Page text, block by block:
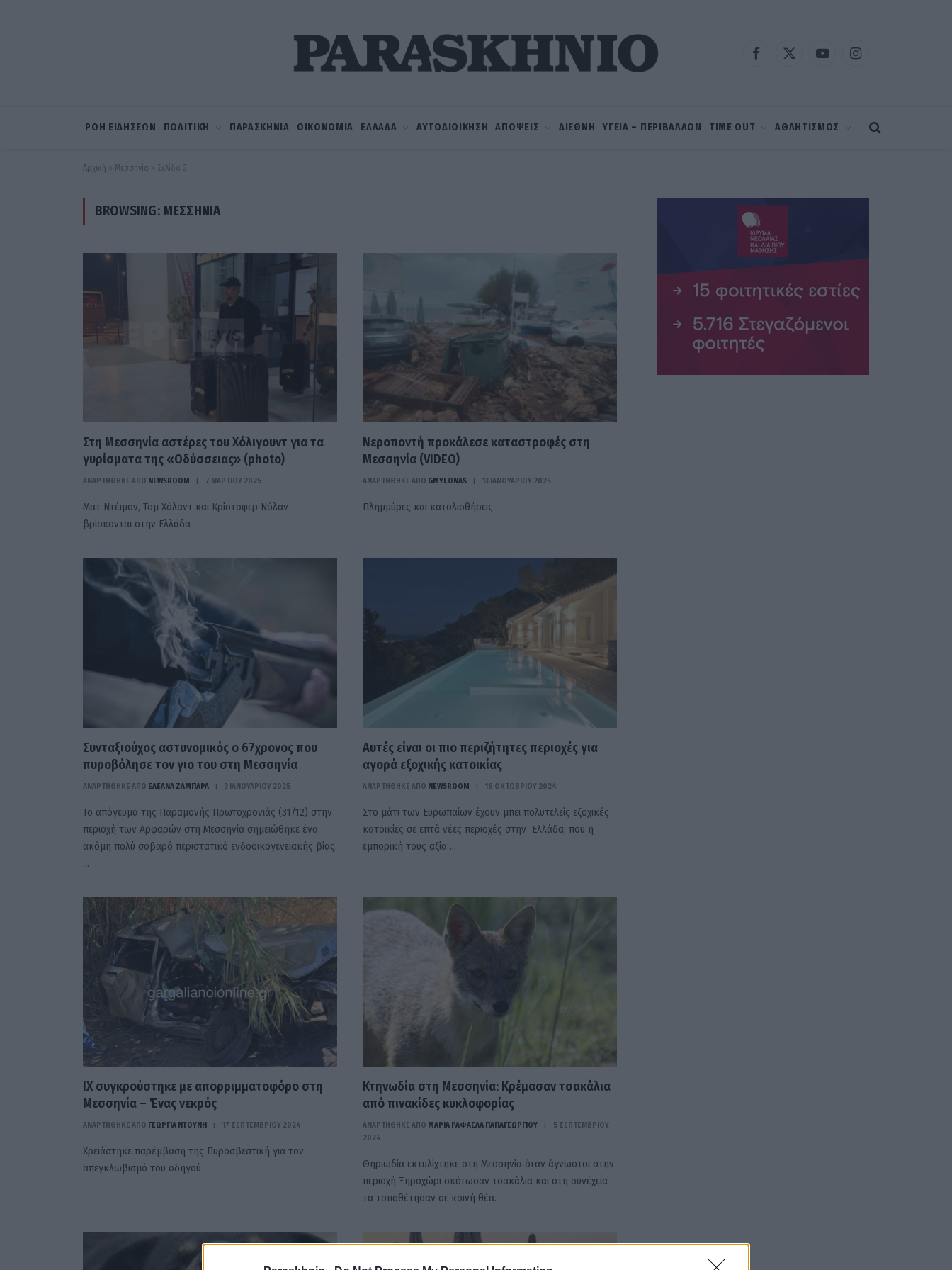
Facebook
X
YouTubeInstagram
ΡΟΗ ΕΙΔΗΣΕΩΝ ΠΟΛΙΤΙΚΗ ΠΑΡΑΣΚΗΝΙΑ ΟΙΚΟΝΟΜΙΑ ΕΛΛΑΔΑ ΑΥΤΟΔΙΟΙΚΗΣΗ ΑΠΟΨΕΙΣ ΔΙΕΘΝΗ ΥΓΕΙΑ – ΠΕΡΙΒΑΛΛΟΝ TIME OUT ΑΘΛΗΤΙΣΜΟΣ
Αρχική » Μεσσηνία » Σελίδα 2
BROWSING: ΜΕΣΣΗΝΊΑ
Στη Μεσσηνία αστέρες του Χόλιγουντ για τα
γυρίσματα της «Οδύσσειας» (photo)
ΑΝΑΡΤΗΘΗΚΕ ΑΠΟ NEWSROOM 7 ΜΑΡΤΊΟΥ 2025
Ματ Ντέιμον, Τομ Χόλαντ και Κρίστοφερ Νόλαν
βρίσκονται στην Ελλάδα
Νεροποντή προκάλεσε καταστροφές στη
Μεσσηνία (VIDEO)
ΑΝΑΡΤΗΘΗΚΕ ΑΠΟ GMYLONAS 13 ΙΑΝΟΥΑΡΊΟΥ 2025
Πλημμύρες και κατολισθήσεις
Συνταξιούχος αστυνομικός ο 67χρονος που
πυροβόλησε τον γιο του στη Μεσσηνία
ΑΝΑΡΤΗΘΗΚΕ ΑΠΟ ΕΛΕΑΝΑ ΖΑΜΠΑΡΑ 3 ΙΑΝΟΥΑΡΊΟΥ 2025
Το απόγευμα της Παραμονής Πρωτοχρονιάς (31/12) στην
περιοχή των Αρφαρών στη Μεσσηνία σημειώθηκε ένα
ακόμη πολύ σοβαρό περιστατικό ενδοοικογενειακής βίας.
…
Αυτές είναι οι πιο περιζήτητες περιοχές για
αγορά εξοχικής κατοικίας
ΑΝΑΡΤΗΘΗΚΕ ΑΠΟ NEWSROOM 16 ΟΚΤΩΒΡΊΟΥ 2024
Στο μάτι των Ευρωπαίων έχουν μπει πολυτελείς εξοχικές
κατοικίες σε επτά νέες περιοχές στην Ελλάδα, που η
εμπορική τους αξία …
ΙΧ συγκρούστηκε με απορριμματοφόρο στη
Μεσσηνία – Ένας νεκρός
ΑΝΑΡΤΗΘΗΚΕ ΑΠΟ ΓΕΩΡΓΊΑ ΝΤΟΎΝΗ 17 ΣΕΠΤΕΜΒΡΊΟΥ 2024
Χρειάστηκε παρέμβαση της Πυροσβεστική για τον
απεγκλωβισμό του οδηγού
Κτηνωδία στη Μεσσηνία: Κρέμασαν τσακάλια
από πινακίδες κυκλοφορίας
ΑΝΑΡΤΗΘΗΚΕ ΑΠΟ ΜΑΡΊΑ ΡΑΦΑΈΛΑ ΠΑΠΑΓΕΩΡΓΊΟΥ
5 ΣΕΠΤΕΜΒΡΊΟΥ
2024
Θηριωδία εκτυλίχτηκε στη Μεσσηνία όταν άγνωστοι στην
περιοχή Ξηροχώρι σκότωσαν τσακάλια και στη συνέχεια
τα τοποθέτησαν σε κοινή θέα.